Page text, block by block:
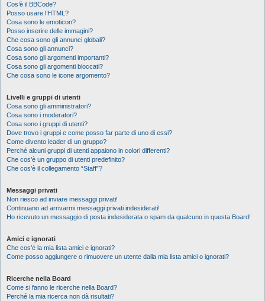
Cos’è il BBCode?
Posso usare l’HTML?
Cosa sono le emoticon?
Posso inserire delle immagini?
Che cosa sono gli annunci globali?
Cosa sono gli annunci?
Cosa sono gli argomenti importanti?
Cosa sono gli argomenti bloccati?
Che cosa sono le icone argomento?
Livelli e gruppi di utenti
Cosa sono gli amministratori?
Cosa sono i moderatori?
Cosa sono i gruppi di utenti?
Dove trovo i gruppi e come posso far parte di uno di essi?
Come divento leader di un gruppo?
Perché alcuni gruppi di utenti appaiono in colori differenti?
Che cos’è un gruppo di utenti predefinito?
Che cos’è il collegamento “Staff”?
Messaggi privati
Non riesco ad inviare messaggi privati!
Continuano ad arrivarmi messaggi privati indesiderati!
Ho ricevuto un messaggio di posta indesiderata o spam da qualcuno in questa Board!
Amici e ignorati
Che cos’è la mia lista amici e ignorati?
Come posso aggiungere o rimuovere un utente dalla mia lista amici o ignorati?
Ricerche nella Board
Come si fanno le ricerche nella Board?
Perché la mia ricerca non dà risultati?